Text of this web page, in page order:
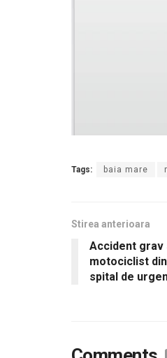
Tags: baia mare
Stirea anterioara
Accident grav
motociclist
spital de